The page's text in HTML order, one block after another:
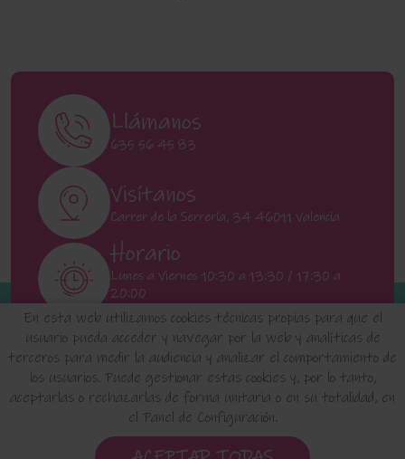
En esta web utilizamos cookies técnicas propias para que el
usuario pueda acceder y navegar por la web y analíticas de
terceros para medir la audiencia y analizar el comportamiento de
los usuarios. Puede gestionar estas cookies y, por lo tanto,
aceptarlas o rechazarlas de forma unitaria o en su totalidad, en
el Panel de Configuración.
Llámanos
635 56 45 83
Visítanos
Carrer de la Serrería, 34 46011 Valencia
Horario
Lunes a Viernes 10:30 a 13:30 / 17:30 a
20:00
Sábados 11:00 a 13:00
INICIO QUIENES SOMOS FAQ'S
Política de Privacidad de Datos
Política de Cookies
Configuración de Cookies